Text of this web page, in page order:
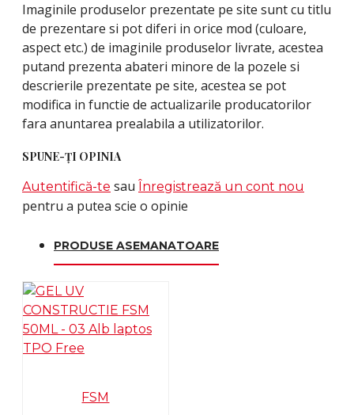
Imaginile produselor prezentate pe site sunt cu titlu
de prezentare si pot diferi in orice mod (culoare,
aspect etc.) de imaginile produselor livrate, acestea
putand prezenta abateri minore de la pozele si
descrierile prezentate pe site, acestea se pot
modifica in functie de actualizarile producatorilor
fara anuntarea prealabila a utilizatorilor.
SPUNE-ŢI OPINIA
Autentifică-te sau Înregistrează un cont nou
pentru a putea scie o opinie
PRODUSE ASEMANATOARE
FSM